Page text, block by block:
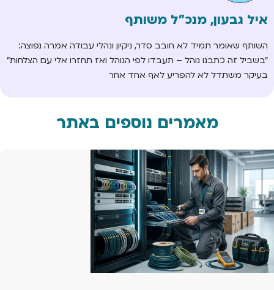
איל גבעון, מנכ"ל משותף
השותף שאומר תמיד לא חובב סדר, ניקיון ונהלי עבודה אמרה נפוצה:
"בשביל זה כתבנו נוהל – תעבדו לפי הנוהל ואז תחזרו אלי עם הצלחות"
בעיקר משתדל לא להפריע לאף אחד אחר
מאמרים נוספים באתר